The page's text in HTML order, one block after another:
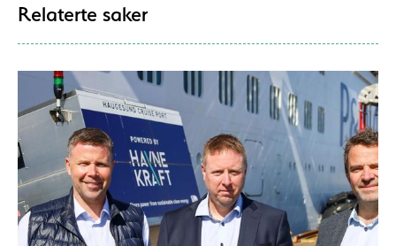
Relaterte saker